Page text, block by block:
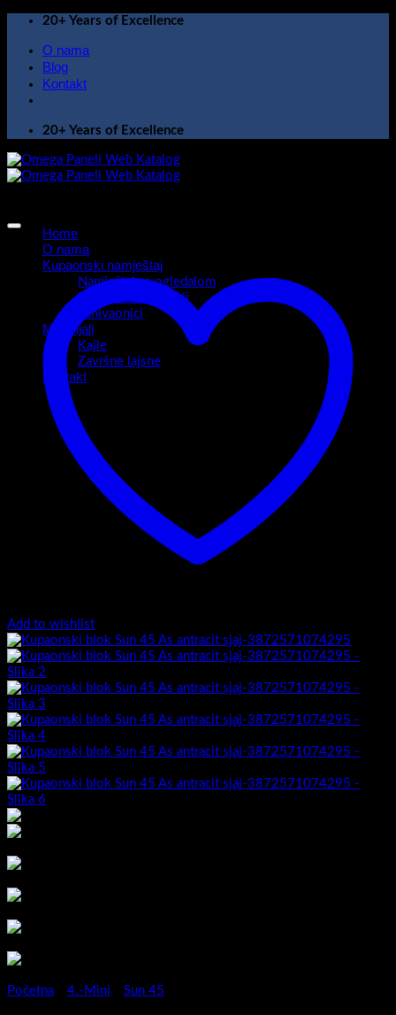
Skip
content
20+ Years of Excellence
O nama
Blog
Kontakt
20+ Years of Excellence
Home
O nama
Kupaonski namještaj
Namještaj sa ogledalom
Kupaonski ormarići
Umivaonici
Materijali
Kajle
Završne lajsne
Kontakt
Add to wishlist
Početna 4.-Mini Sun 45